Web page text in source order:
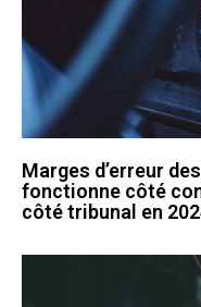
Marges d’erreur
fonctionne côté
côté tribunal en